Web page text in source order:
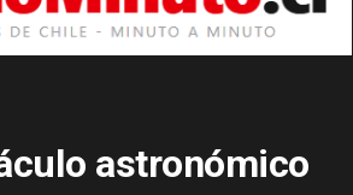
astronómico